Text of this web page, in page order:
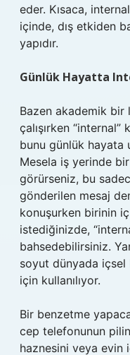
eder. Kısaca,
içinde, dış etkiden
yapıdır.
Günlük Hayatta
Bazen akademik bir
çalışırken
bunu günlük hayata
Mesela iş yerinde
görürseniz, bu
gönderilen mesaj
konuşurken birinin
istediğinizde,
bahsedebilirsiniz.
soyut dünyada içsel
için kullanılıyor.
Bir benzetme
cep telefonunun
haznesini veya evin